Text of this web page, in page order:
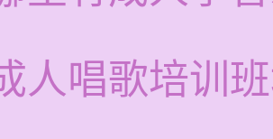
人唱歌培训